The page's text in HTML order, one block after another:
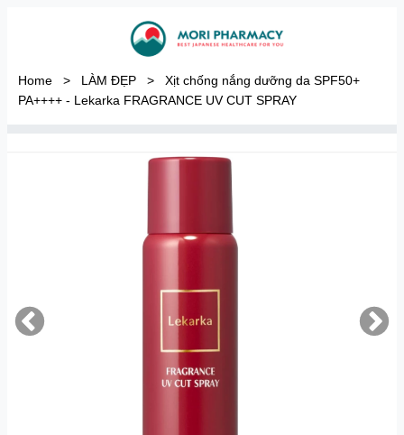
Home > LÀM ĐẸP >
Xịt chống nắng dưỡng da SPF50+
PA++++ - Lekarka FRAGRANCE UV CUT SPRAY